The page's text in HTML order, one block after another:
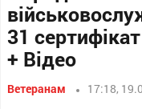
31
+ Відео
Ветеранам 17:18,